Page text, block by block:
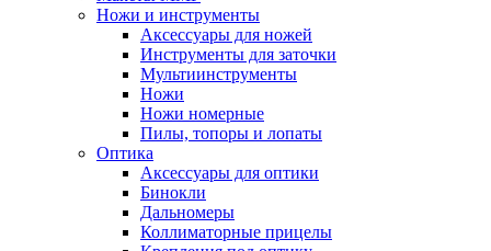
Ножи и инструменты
Аксессуары для ножей
Инструменты для заточки
Мультиинструменты
Ножи
Ножи номерные
Пилы, топоры и лопаты
Оптика
Аксессуары для оптики
Бинокли
Дальномеры
Коллиматорные прицелы